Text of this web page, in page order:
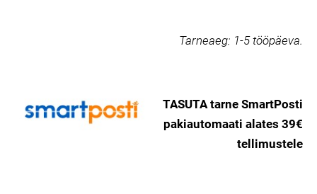
Tarneaeg: 1-5 tööpäeva.
TASUTA tarne SmartPosti
pakiautomaati alates 39€
tellimustele